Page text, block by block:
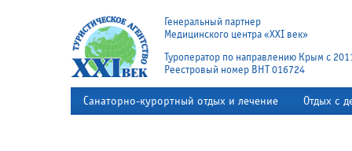
Генеральный партнер
Медицинского центра «XXI век»
Туроператор по направлению Крым с
Реестровый номер ВНТ 016724
Санаторно-курортный отдых и лечение Отдых с